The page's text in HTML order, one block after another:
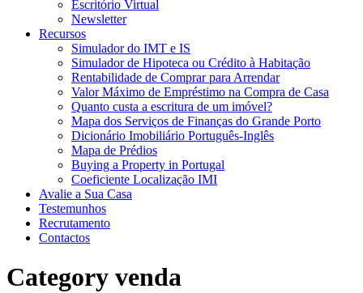
Escritório Virtual
Newsletter
Recursos
Simulador do IMT e IS
Simulador de Hipoteca ou Crédito à Habitação
Rentabilidade de Comprar para Arrendar
Valor Máximo de Empréstimo na Compra de Casa
Quanto custa a escritura de um imóvel?
Mapa dos Serviços de Finanças do Grande Porto
Dicionário Imobiliário Português-Inglês
Mapa de Prédios
Buying a Property in Portugal
Coeficiente Localização IMI
Avalie a Sua Casa
Testemunhos
Recrutamento
Contactos
Category venda